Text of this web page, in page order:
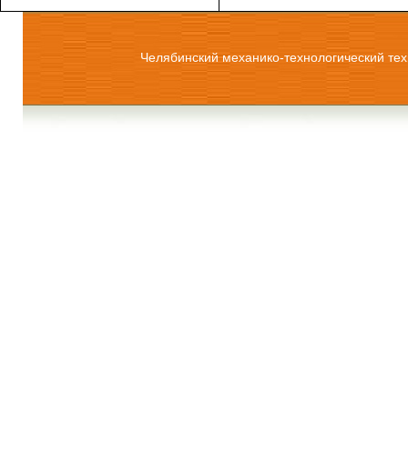
Челябинский механико-технологический